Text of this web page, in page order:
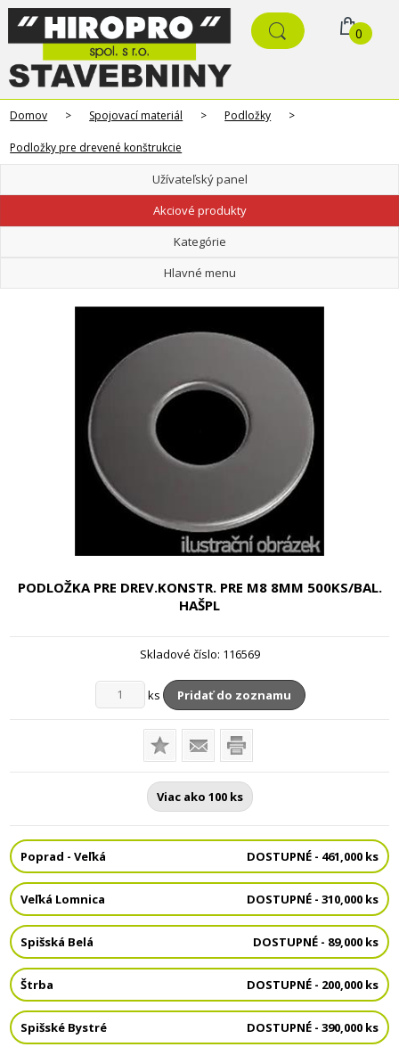
0
Domov > Spojovací materiál > Podložky >
Podložky pre drevené konštrukcie
Užívateľský panel
Akciové produkty
Kategórie
Hlavné menu
PODLOŽKA PRE DREV.KONSTR. PRE M8 8MM 500KS/BAL.
HAŠPL
Skladové číslo: 116569
ks Pridať do zoznamu
Viac ako 100 ks
Poprad - Veľká DOSTUPNÉ - 461,000 ks
Veľká Lomnica DOSTUPNÉ - 310,000 ks
Spišská Belá DOSTUPNÉ - 89,000 ks
Štrba DOSTUPNÉ - 200,000 ks
Spišské Bystré DOSTUPNÉ - 390,000 ks